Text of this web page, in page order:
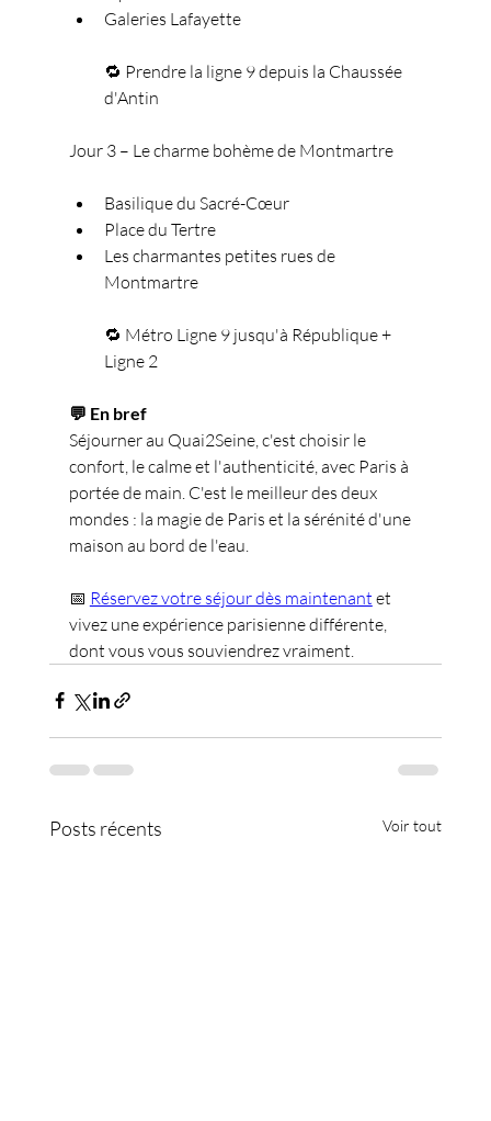
Galeries Lafayette
🔁 Prendre la ligne 9 depuis la Chaussée
d'Antin
Jour 3 – Le charme bohème de Montmartre
Basilique du Sacré-Cœur
Place du Tertre
Les charmantes petites rues de
Montmartre
🔁 Métro Ligne 9 jusqu'à République +
Ligne 2
💬 En bref
Séjourner au Quai2Seine, c'est choisir le
confort, le calme et l'authenticité, avec Paris à
portée de main. C'est le meilleur des deux
mondes : la magie de Paris et la sérénité d'une
maison au bord de l'eau.
📅 Réservez votre séjour dès maintenant et
vivez une expérience parisienne différente,
dont vous vous souviendrez vraiment.
Posts récents Voir tout